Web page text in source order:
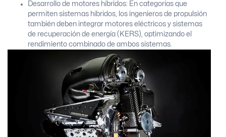
Desarrollo de motores híbridos: En categorías que
permiten sistemas híbridos, los ingenieros de propulsión
también deben integrar motores eléctricos y sistemas
de recuperación de energía (KERS), optimizando el
rendimiento combinado de ambos sistemas.